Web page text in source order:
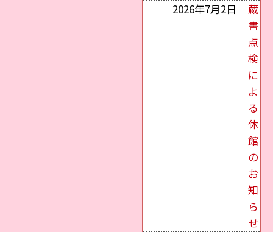
2026年7月2日
蔵
書
点
検
に
よ
る
休
館
の
お
知
ら
せ